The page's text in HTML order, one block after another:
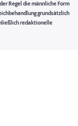
Regel die männliche Form
grundsätzlich
redaktionelle